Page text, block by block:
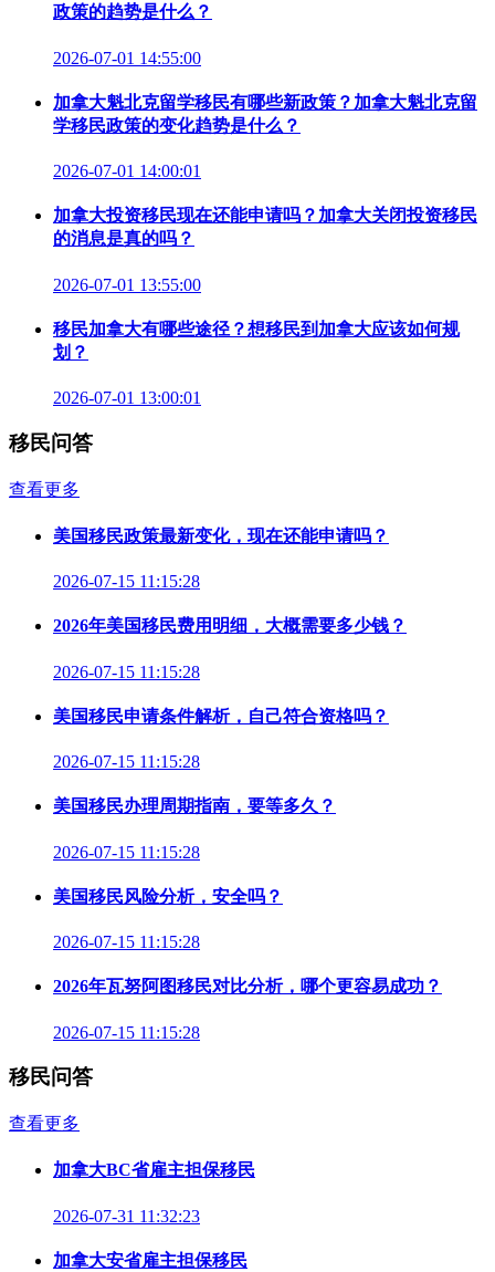
政策的趋势是什么？
2026-07-01 14:55:00
加拿大魁北克留学移民有哪些新政策？加拿大魁北克留
学移民政策的变化趋势是什么？
2026-07-01 14:00:01
加拿大投资移民现在还能申请吗？加拿大关闭投资移民
的消息是真的吗？
2026-07-01 13:55:00
移民加拿大有哪些途径？想移民到加拿大应该如何规
划？
2026-07-01 13:00:01
移民问答
查看更多
美国移民政策最新变化，现在还能申请吗？
2026-07-15 11:15:28
2026年美国移民费用明细，大概需要多少钱？
2026-07-15 11:15:28
美国移民申请条件解析，自己符合资格吗？
2026-07-15 11:15:28
美国移民办理周期指南，要等多久？
2026-07-15 11:15:28
美国移民风险分析，安全吗？
2026-07-15 11:15:28
2026年瓦努阿图移民对比分析，哪个更容易成功？
2026-07-15 11:15:28
移民问答
查看更多
加拿大BC省雇主担保移民
2026-07-31 11:32:23
加拿大安省雇主担保移民